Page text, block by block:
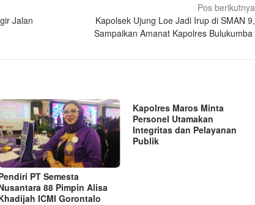
Jalan
Pos berikutnya
Kapolsek Ujung Loe Jadi Irup di SMAN 9,
Sampaikan Amanat Kapolres Bulukumba
PT Semesta
88 Pimpin Alisa
ICMI Gorontalo
Kapolres Maros Minta
Personel Utamakan
Integritas dan Pelayanan
Publik